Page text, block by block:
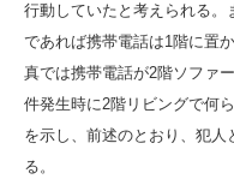
行動していたと考えられる。
であれば携帯電話は1階に置
真では携帯電話が2階ソファ
件発生時に2階リビングで何
を示し、前述のとおり、犯
る。